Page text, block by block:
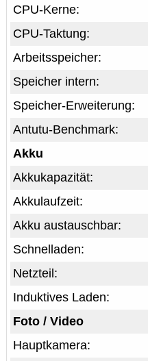
CPU-Kerne:
CPU-Taktung:
Arbeitsspeicher:
Speicher intern:
Speicher-Erweiterung:
Antutu-Benchmark:
Akku
Akkukapazität:
Akkulaufzeit:
Akku austauschbar:
Schnelladen:
Netzteil:
Induktives Laden:
Foto / Video
Hauptkamera: